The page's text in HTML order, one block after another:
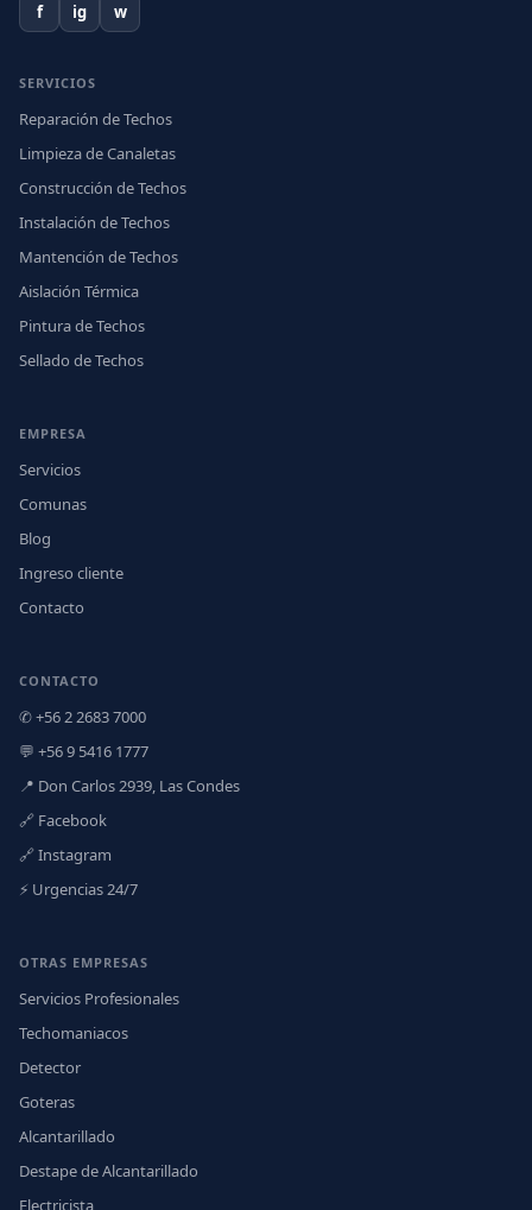
f ig w
SERVICIOS
Reparación de Techos
Limpieza de Canaletas
Construcción de Techos
Instalación de Techos
Mantención de Techos
Aislación Térmica
Pintura de Techos
Sellado de Techos
EMPRESA
Servicios
Comunas
Blog
Ingreso cliente
Contacto
CONTACTO
✆ +56 2 2683 7000
💬 +56 9 5416 1777
📍 Don Carlos 2939, Las Condes
🔗 Facebook
🔗 Instagram
⚡ Urgencias 24/7
OTRAS EMPRESAS
Servicios Profesionales
Techomaniacos
Detector
Goteras
Alcantarillado
Destape de Alcantarillado
Electricista